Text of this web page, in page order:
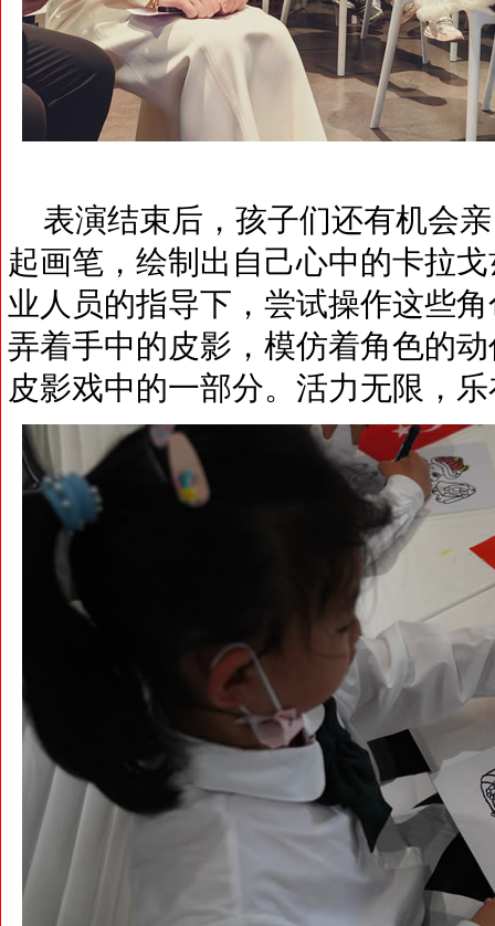
表演结束后，孩子们还有机会
起画笔，绘制出自己心中的卡拉
业人员的指导下，尝试操作这些
弄着手中的皮影，模仿着角色的
皮影戏中的一部分。活力无限，